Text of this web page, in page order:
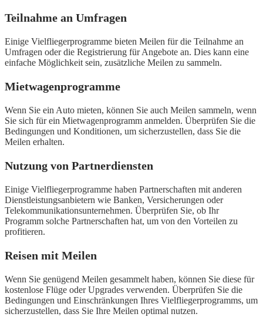
Teilnahme an Umfragen
Einige Vielfliegerprogramme bieten Meilen für die Teilnahme an
Umfragen oder die Registrierung für Angebote an. Dies kann eine
einfache Möglichkeit sein, zusätzliche Meilen zu sammeln.
Mietwagenprogramme
Wenn Sie ein Auto mieten, können Sie auch Meilen sammeln, wenn
Sie sich für ein Mietwagenprogramm anmelden. Überprüfen Sie die
Bedingungen und Konditionen, um sicherzustellen, dass Sie die
Meilen erhalten.
Nutzung von Partnerdiensten
Einige Vielfliegerprogramme haben Partnerschaften mit anderen
Dienstleistungsanbietern wie Banken, Versicherungen oder
Telekommunikationsunternehmen. Überprüfen Sie, ob Ihr
Programm solche Partnerschaften hat, um von den Vorteilen zu
profitieren.
Reisen mit Meilen
Wenn Sie genügend Meilen gesammelt haben, können Sie diese für
kostenlose Flüge oder Upgrades verwenden. Überprüfen Sie die
Bedingungen und Einschränkungen Ihres Vielfliegerprogramms, um
sicherzustellen, dass Sie Ihre Meilen optimal nutzen.